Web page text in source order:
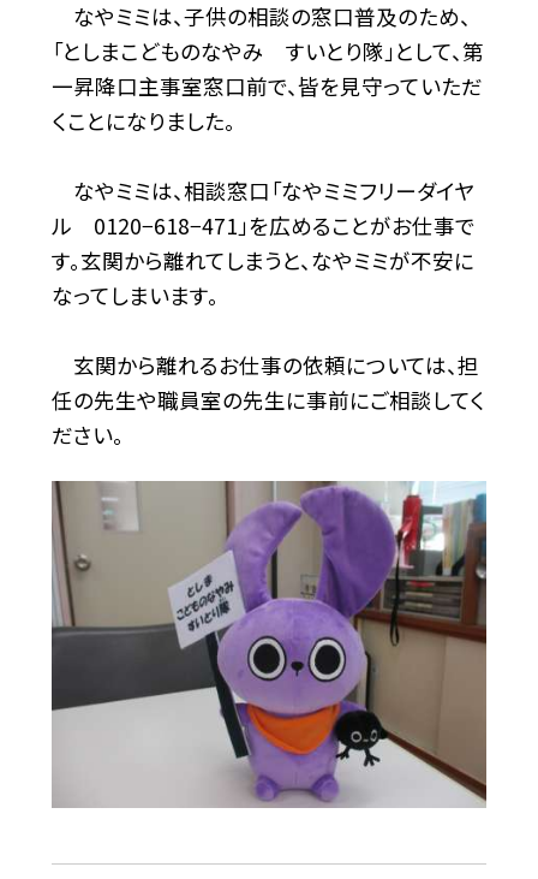
なやミミは、子供の相談の窓口普及のため、
「としまこどものなやみ すいとり隊」として、第
一昇降口主事室窓口前で、皆を見守っていただ
くことになりました。
なやミミは、相談窓口「なやミミフリーダイヤ
ル 0120−618−471」を広めることがお仕事で
す。玄関から離れてしまうと、なやミミが不安に
なってしまいます。
玄関から離れるお仕事の依頼については、担
任の先生や職員室の先生に事前にご相談してく
ださい。